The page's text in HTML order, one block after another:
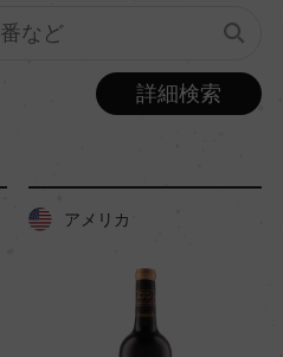
詳細検索
アメリカ